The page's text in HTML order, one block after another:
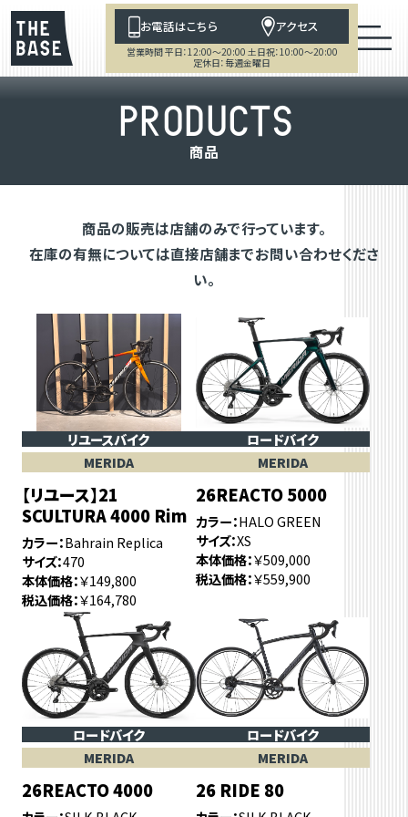
お電話はこちら アクセス
営業時間 平日：12:00～20:00 土日祝：10:00～20:00
定休日：毎週金曜日
PRODUCTS
商品
商品の販売は店舗のみで行っています。
在庫の有無については直接店舗までお問い合わせくださ
い。
リユースバイク
MERIDA
【リユース】21
SCULTURA 4000 Rim
カラー Bahrain Replica
サイズ 470
本体価格 ￥149,800
税込価格 ￥164,780
ロードバイク
MERIDA
26REACTO 5000
カラー HALO GREEN
サイズ XS
本体価格 ￥509,000
税込価格 ￥559,900
ロードバイク
MERIDA
26REACTO 4000
ロードバイク
MERIDA
26 RIDE 80